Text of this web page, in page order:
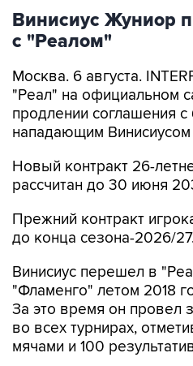
Винисиус Жуниор
с "Реалом"
Москва. 6 августа.
"Реал" на официальном
продлении соглашения с
нападающим
Новый контракт 26-
рассчитан до 30 июня
Прежний контракт
до конца сезона-2026/
Винисиус перешел в
"Фламенго" летом 2018
За это время он провел
во всех турнирах,
мячами и 100